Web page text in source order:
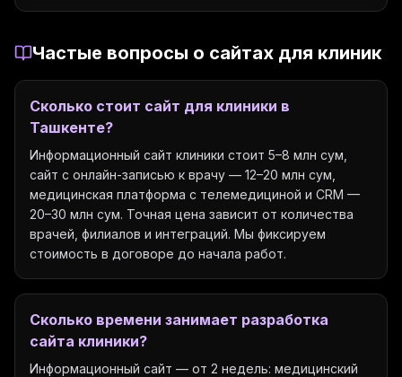
Частые вопросы о сайтах для клиник
Сколько стоит сайт для клиники в
Ташкенте?
Информационный сайт клиники стоит 5–8 млн сум,
сайт с онлайн-записью к врачу — 12–20 млн сум,
медицинская платформа с телемедициной и CRM —
20–30 млн сум. Точная цена зависит от количества
врачей, филиалов и интеграций. Мы фиксируем
стоимость в договоре до начала работ.
Сколько времени занимает разработка
сайта клиники?
Информационный сайт — от 2 недель: медицинский